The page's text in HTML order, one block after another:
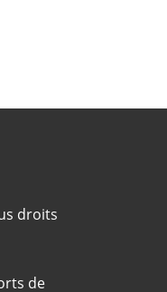
droits
de